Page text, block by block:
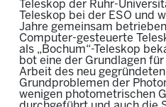
Teleskop der Ruhr-
Teleskop bei der ESO und
Jahre gemeinsam
Computer-gesteuerte
als „Bochum“-Teleskop
bot eine der Grundlagen
Arbeit des neu
Grundproblemen der
wenigen photometrischen